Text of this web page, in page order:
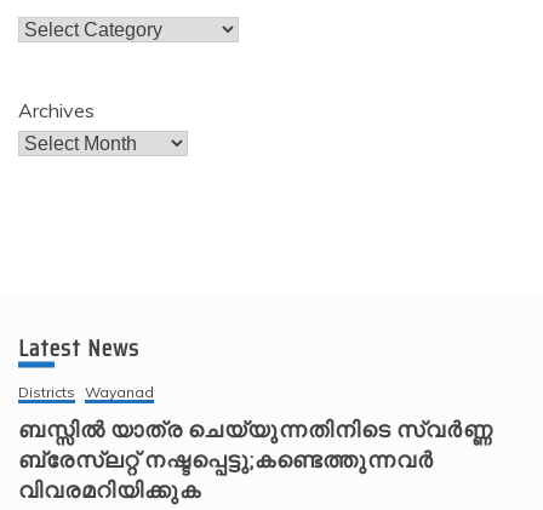
Categories
Archives
Latest News
Districts Wayanad
ബസ്സിൽ യാത്ര ചെയ്യുന്നതിനിടെ സ്വർണ്ണ
ബ്രേസ്‌ലറ്റ് നഷ്ടപ്പെട്ടു;കണ്ടെത്തുന്നവർ
വിവരമറിയിക്കുക